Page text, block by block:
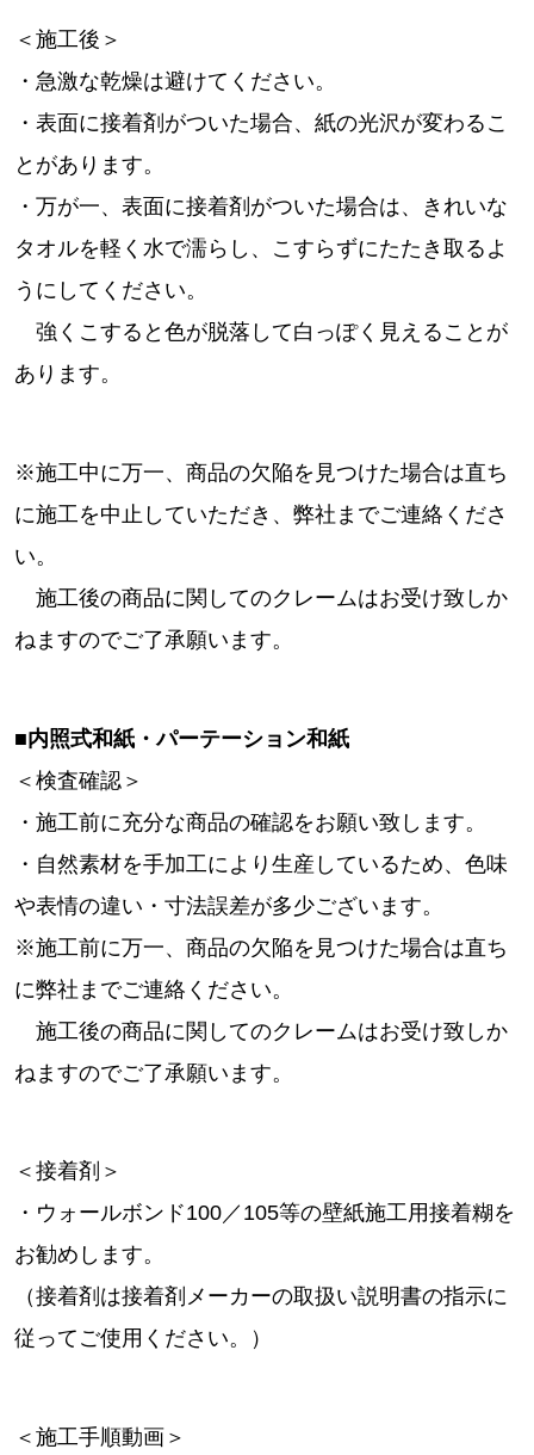
＜施工後＞
・急激な乾燥は避けてください。
・表面に接着剤がついた場合、紙の光沢が変わるこ
とがあります。
・万が一、表面に接着剤がついた場合は、きれいな
タオルを軽く水で濡らし、こすらずにたたき取るよ
うにしてください。
強くこすると色が脱落して白っぽく見えることが
あります。
※施工中に万一、商品の欠陥を見つけた場合は直ち
に施工を中止していただき、弊社までご連絡くださ
い。
施工後の商品に関してのクレームはお受け致しか
ねますのでご了承願います。
■内照式和紙・パーテーション和紙
＜検査確認＞
・施工前に充分な商品の確認をお願い致します。
・自然素材を手加工により生産しているため、色味
や表情の違い・寸法誤差が多少ございます。
※施工前に万一、商品の欠陥を見つけた場合は直ち
に弊社までご連絡ください。
施工後の商品に関してのクレームはお受け致しか
ねますのでご了承願います。
＜接着剤＞
・ウォールボンド100／105等の壁紙施工用接着糊を
お勧めします。
（接着剤は接着剤メーカーの取扱い説明書の指示に
従ってご使用ください。）
＜施工手順動画＞